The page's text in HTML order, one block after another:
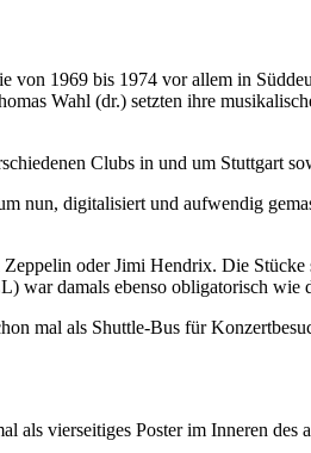
1969 bis 1974 vor allem in
Wahl (dr.) setzten ihre
Clubs in und um Stuttgart
nun, digitalisiert und aufwendig
oder Jimi Hendrix. Die
damals ebenso obligatorisch wie
mal als Shuttle-Bus für
als vierseitiges Poster im Inneren des